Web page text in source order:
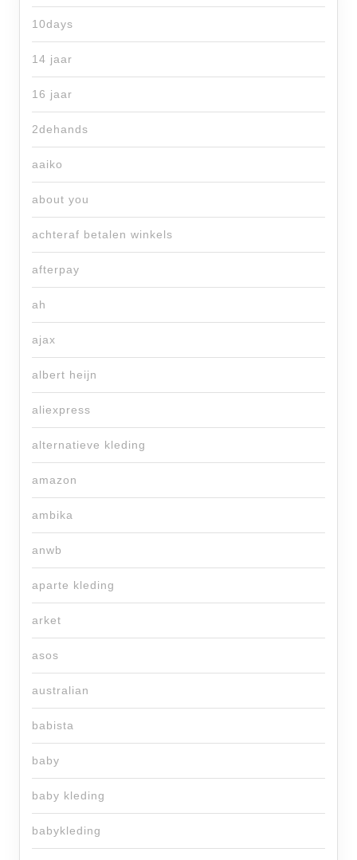
10days
14 jaar
16 jaar
2dehands
aaiko
about you
achteraf betalen winkels
afterpay
ah
ajax
albert heijn
aliexpress
alternatieve kleding
amazon
ambika
anwb
aparte kleding
arket
asos
australian
babista
baby
baby kleding
babykleding